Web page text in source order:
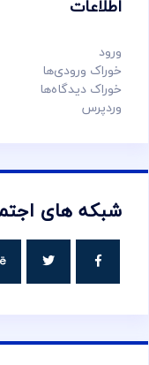
اطلاعات
ورود
خوراک ورودی‌ها
خوراک دیدگاه‌ها
وردپرس
شبکه های